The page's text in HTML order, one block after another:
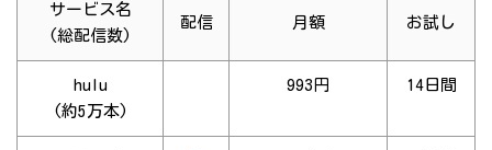
サービス名
(総配信数)
配信 月額 お試し
hulu
(約5万本)
993円 14日間